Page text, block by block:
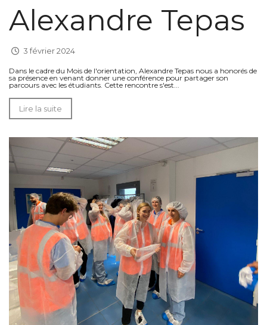
Alexandre Tepas
3 février 2024
Dans le cadre du Mois de l'orientation, Alexandre Tepas nous a honorés de
sa présence en venant donner une conférence pour partager son
parcours avec les étudiants. Cette rencontre s'est...
Lire la suite